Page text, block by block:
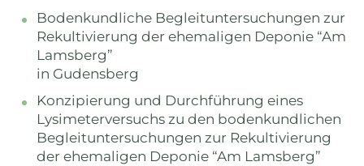
Bodenkundliche Begleituntersuchungen zur
Rekultivierung der ehemaligen Deponie “Am
Lamsberg”
in Gudensberg
Konzipierung und Durchführung eines
Lysimeterversuchs zu den bodenkundlichen
Begleituntersuchungen zur Rekultivierung
der ehemaligen Deponie “Am Lamsberg”